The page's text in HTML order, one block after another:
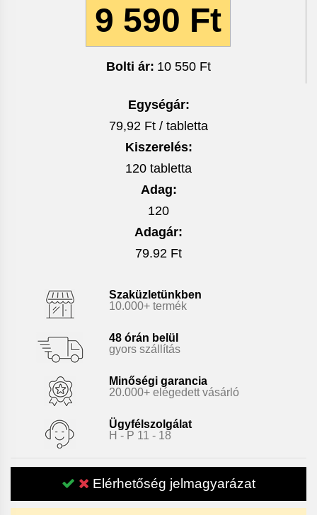
9 590 Ft
Bolti ár: 10 550 Ft
Egységár:
79,92 Ft / tabletta
Kiszerelés:
120 tabletta
Adag:
120
Adagár:
79.92 Ft
Szaküzletünkben
10.000+ termék
48 órán belül
gyors szállítás
Minőségi garancia
20.000+ elégedett vásárló
Ügyfélszolgálat
H - P 11 - 18
Elérhetőség jelmagyarázat